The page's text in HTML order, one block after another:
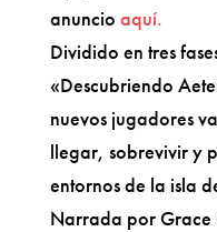
anuncio aquí.
Dividido en tres
«Descubriendo
nuevos jugadores
llegar, sobrevivir y
entornos de la isla
Narrada por Grace